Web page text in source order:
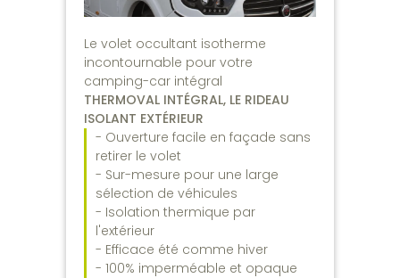
Le volet occultant isotherme
incontournable pour votre
camping-car intégral
THERMOVAL INTÉGRAL, LE RIDEAU
ISOLANT EXTÉRIEUR
- Ouverture facile en façade sans
retirer le volet
- Sur-mesure pour une large
sélection de véhicules
- Isolation thermique par
l'extérieur
- Efficace été comme hiver
- 100% imperméable et opaque